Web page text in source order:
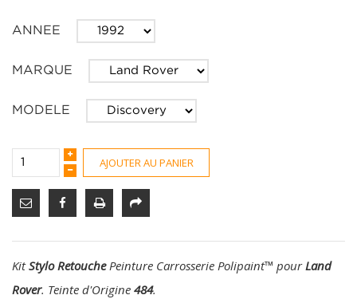
ANNEE
MARQUE
MODELE
AJOUTER AU PANIER
KitStylo RetouchePeinture Carrosserie Polipaint™ pourLand
Rover. Teinte d'Origine 484.